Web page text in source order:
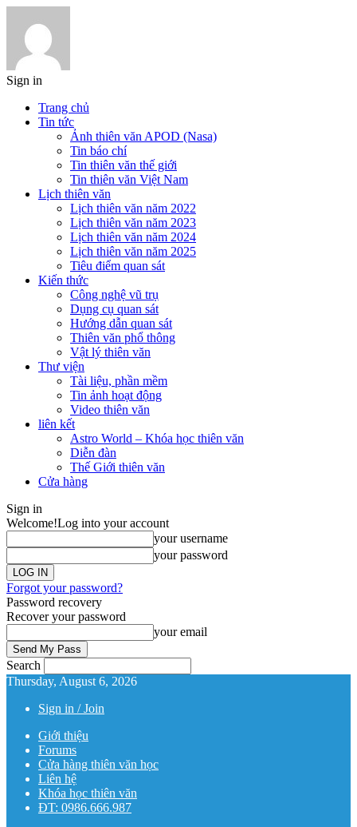
Sign in
Trang chủ
Tin tức
Ảnh thiên văn APOD (Nasa)
Tin báo chí
Tin thiên văn thế giới
Tin thiên văn Việt Nam
Lịch thiên văn
Lịch thiên văn năm 2022
Lịch thiên văn năm 2023
Lịch thiên văn năm 2024
Lịch thiên văn năm 2025
Tiêu điểm quan sát
Kiến thức
Công nghệ vũ trụ
Dụng cụ quan sát
Hướng dẫn quan sát
Thiên văn phổ thông
Vật lý thiên văn
Thư viện
Tài liệu, phần mềm
Tin ảnh hoạt động
Video thiên văn
liên kết
Astro World – Khóa học thiên văn
Diễn đàn
Thế Giới thiên văn
Cửa hàng
Sign in
Welcome!Log into your account
your username
your password
Forgot your password?
Password recovery
Recover your password
your email
Search
Thursday, August 6, 2026
Sign in / Join
Giới thiệu
Forums
Cửa hàng thiên văn học
Liên hệ
Khóa học thiên văn
ĐT: 0986.666.987